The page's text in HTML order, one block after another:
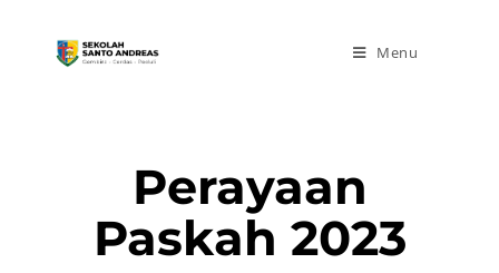
Menu
Perayaan
Paskah 2023